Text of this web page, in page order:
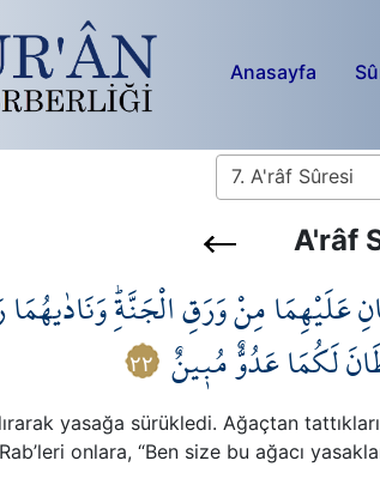
Anasayfa
7. A'râf Sûresi
A'râf
مِنْ وَرَقِ الْجَنَّةِۜ
لَكُمَا عَدُوٌّ مُب۪ينٌ ٢٢
yasağa sürükledi. Ağaçtan
onlara, “Ben size bu ağacı